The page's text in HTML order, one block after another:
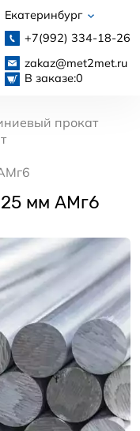
Екатеринбург
+7(992) 334-18-26
zakaz@met2met.ru
В заказе:0
прокат
мм АМг6